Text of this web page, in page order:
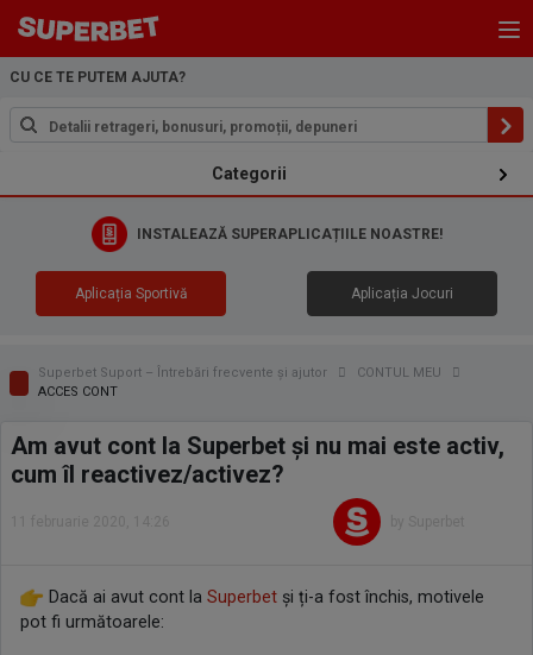
CU CE TE PUTEM AJUTA?
Categorii
INSTALEAZĂ SUPERAPLICAȚIILE NOASTRE!
Aplicația Sportivă Aplicația Jocuri
Superbet Suport – Întrebări frecvente și ajutor
CONTUL MEU
ACCES CONT
Am avut cont la Superbet și nu mai este activ,
cum îl reactivez/activez?
Dacă ai avut cont la Superbet și ți-a fost închis, motivele
pot fi următoarele: